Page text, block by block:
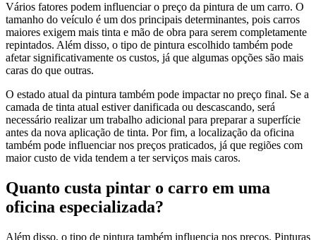
Vários fatores podem influenciar o preço da pintura de um carro. O
tamanho do veículo é um dos principais determinantes, pois carros
maiores exigem mais tinta e mão de obra para serem completamente
repintados. Além disso, o tipo de pintura escolhido também pode
afetar significativamente os custos, já que algumas opções são mais
caras do que outras.
O estado atual da pintura também pode impactar no preço final. Se a
camada de tinta atual estiver danificada ou descascando, será
necessário realizar um trabalho adicional para preparar a superfície
antes da nova aplicação de tinta. Por fim, a localização da oficina
também pode influenciar nos preços praticados, já que regiões com
maior custo de vida tendem a ter serviços mais caros.
Quanto custa pintar o carro em uma
oficina especializada?
Além disso, o tipo de pintura também influencia nos preços. Pinturas